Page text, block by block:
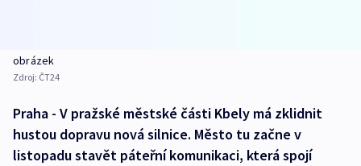
obrázek
Zdroj: ČT24
Praha - V pražské městské části Kbely má zklidnit
hustou dopravu nová silnice. Město tu začne v
listopadu stavět páteřní komunikaci, která spojí